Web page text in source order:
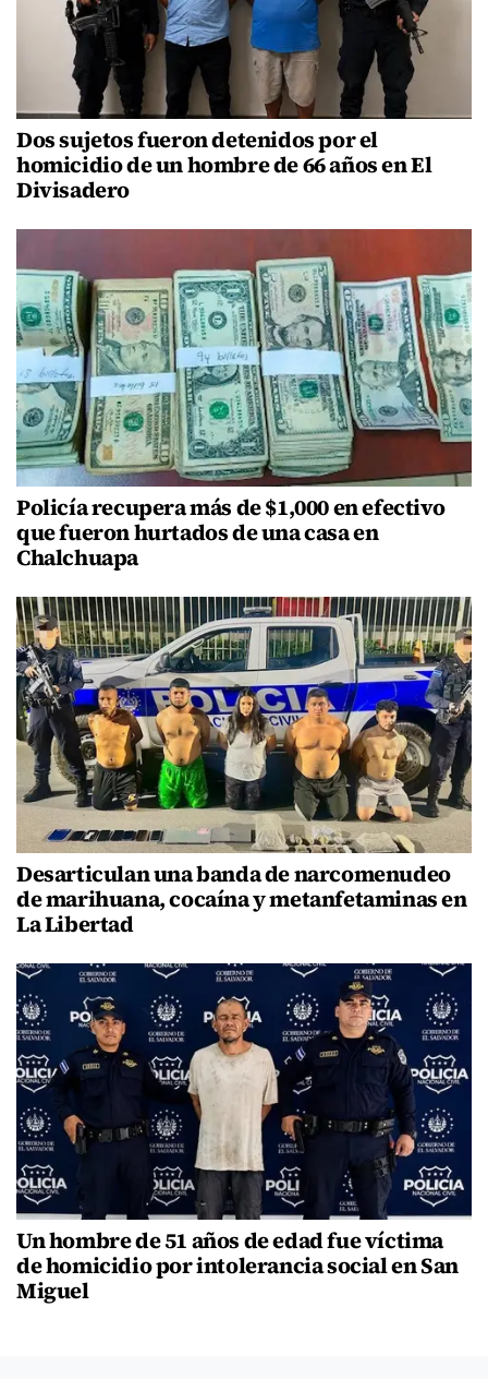
Dos sujetos fueron detenidos por el
homicidio de un hombre de 66 años en El
Divisadero
Policía recupera más de $1,000 en efectivo
que fueron hurtados de una casa en
Chalchuapa
Desarticulan una banda de narcomenudeo
de marihuana, cocaína y metanfetaminas en
La Libertad
Un hombre de 51 años de edad fue víctima
de homicidio por intolerancia social en San
Miguel